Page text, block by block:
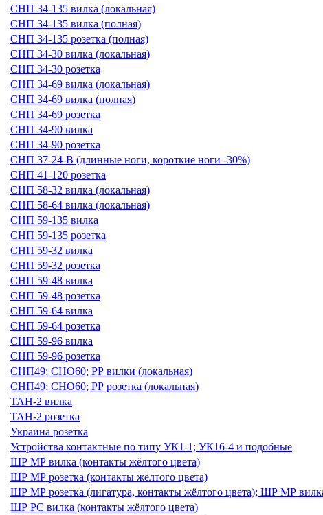
СНП 34-135 вилка (локальная)
СНП 34-135 вилка (полная)
СНП 34-135 розетка (полная)
СНП 34-30 вилка (локальная)
СНП 34-30 розетка
СНП 34-69 вилка (локальная)
СНП 34-69 вилка (полная)
СНП 34-69 розетка
СНП 34-90 вилка
СНП 34-90 розетка
СНП 37-24-В (длинные ноги, короткие ноги -30%)
СНП 41-120 розетка
СНП 58-32 вилка (локальная)
СНП 58-64 вилка (локальная)
СНП 59-135 вилка
СНП 59-135 розетка
СНП 59-32 вилка
СНП 59-32 розетка
СНП 59-48 вилка
СНП 59-48 розетка
СНП 59-64 вилка
СНП 59-64 розетка
СНП 59-96 вилка
СНП 59-96 розетка
СНП49; СНО60; РР вилки (локальная)
СНП49; СНО60; РР розетка (локальная)
ТАН-2 вилка
ТАН-2 розетка
Украина розетка
Устройства контактные по типу УК1-1; УК16-4 и подобные
ШР МР вилка (контакты жёлтого цвета)
ШР МР розетка (контакты жёлтого цвета)
ШР МР розетка (лигатура, контакты жёлтого цвета); ШР МР
ШР РС вилка (контакты жёлтого цвета)